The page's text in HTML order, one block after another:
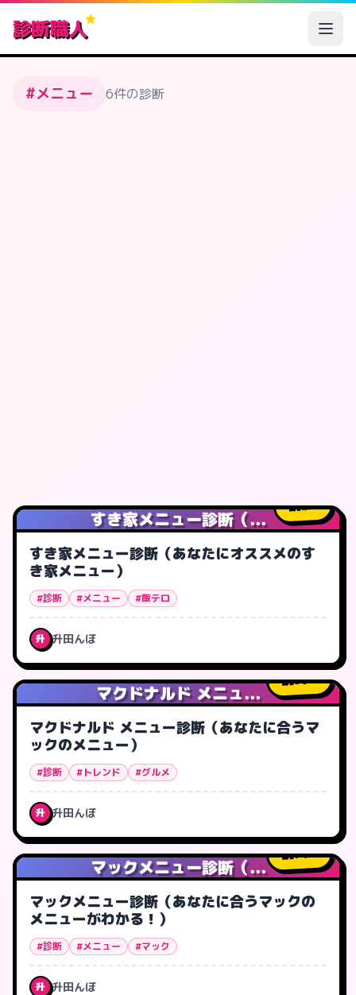
診断職人
#メニュー 6件の診断
すき家メニュー診断（...
2人
すき家メニュー診断（あなたにオススメのす
き家メニュー）
#診断 #メニュー #飯テロ
升 升田んぼ
マクドナルド メニュ...
36人
マクドナルド メニュー診断（あなたに合うマ
ックのメニュー）
#診断 #トレンド #グルメ
升 升田んぼ
マックメニュー診断（...
71人
マックメニュー診断（あなたに合うマックの
メニューがわかる！）
#診断 #メニュー #マック
升 升田んぼ